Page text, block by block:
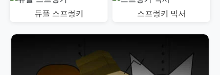
듀플 스프렁키 스프렁키 믹서